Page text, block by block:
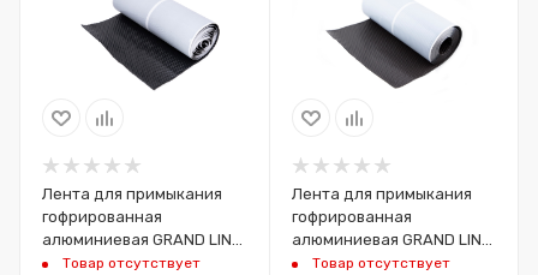
Лента для примыкания
гофрированная
алюминиевая GRAND LINE
черная (5м)
Товар отсутствует
Лента для примыкания
гофрированная
алюминиевая GRAND LINE
коричневая (5м)
Товар отсутствует